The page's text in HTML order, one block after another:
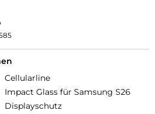
Cellularline
Impact Glass für Samsung S26
Displayschutz